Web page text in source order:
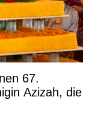
67.
Azizah, die